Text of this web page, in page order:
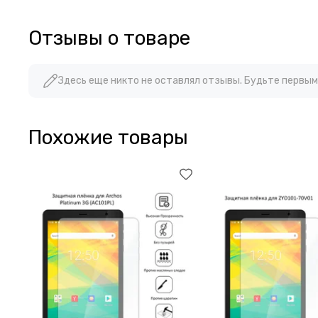
Отзывы о товаре
Здесь еще никто не оставлял отзывы. Будьте
Похожие товары